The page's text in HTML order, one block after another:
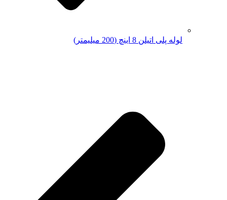
لوله پلی اتیلن 8 اینچ (200 میلیمتر)